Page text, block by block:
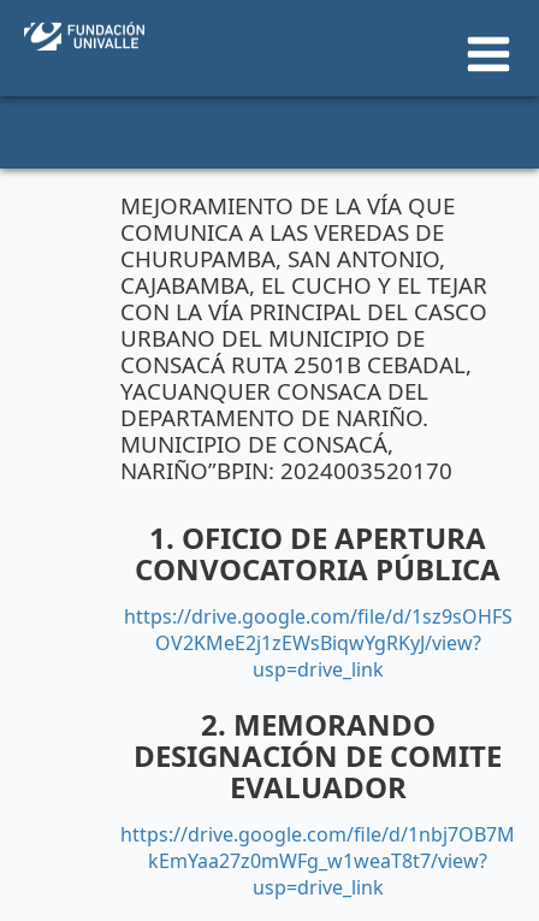
MEJORAMIENTO DE LA VÍA QUE
COMUNICA A LAS VEREDAS DE
CHURUPAMBA, SAN ANTONIO,
CAJABAMBA, EL CUCHO Y EL TEJAR
CON LA VÍA PRINCIPAL DEL CASCO
URBANO DEL MUNICIPIO DE
CONSACÁ RUTA 2501B CEBADAL,
YACUANQUER CONSACA DEL
DEPARTAMENTO DE NARIÑO.
MUNICIPIO DE CONSACÁ,
NARIÑO”BPIN: 2024003520170
1. OFICIO DE APERTURA
CONVOCATORIA PÚBLICA
https://drive.google.com/file/d/1sz9sOHFS
OV2KMeE2j1zEWsBiqwYgRKyJ/view?
usp=drive_link
2. MEMORANDO
DESIGNACIÓN DE COMITE
EVALUADOR
https://drive.google.com/file/d/1nbj7OB7M
kEmYaa27z0mWFg_w1weaT8t7/view?
usp=drive_link